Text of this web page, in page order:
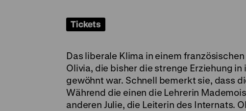
Tickets
Das liberale Klima in einem
Olivia, die bisher die strenge Erziehung
gewöhnt war. Schnell bemerkt sie, dass
Während die einen die Lehrerin
anderen Julie, die Leiterin des Internats.